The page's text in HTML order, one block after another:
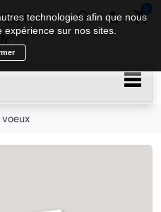
search  shopping_cart
0
technologies afin que nous
sur nos sites.